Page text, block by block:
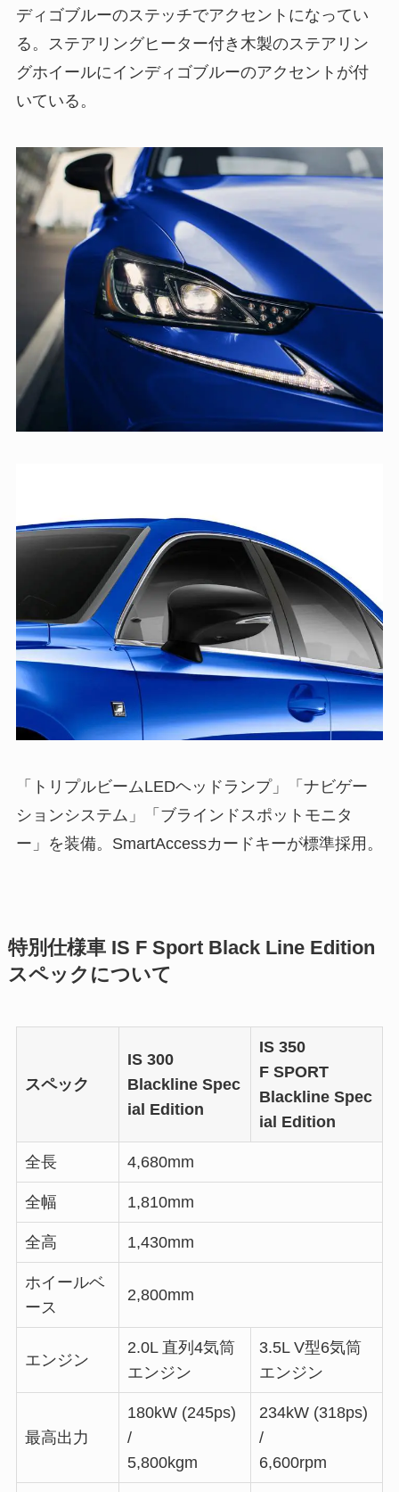
ディゴブルーのステッチでアクセントになってい
る。ステアリングヒーター付き木製のステアリン
グホイールにインディゴブルーのアクセントが付
いている。
「トリプルビームLEDヘッドランプ」「ナビゲー
ションシステム」「ブラインドスポットモニタ
ー」を装備。SmartAccessカードキーが標準採用。
特別仕様車 IS F Sport Black Line Edition
スペックについて
スペック
IS 300
Blackline Spec
ial Edition
IS 350
F SPORT
Blackline Spec
ial Edition
全長 4,680mm
全幅 1,810mm
全高 1,430mm
ホイールベ
ース
2,800mm
エンジン
2.0L 直列4気筒
エンジン
3.5L V型6気筒
エンジン
最高出力
180kW (245ps)
/
5,800kgm
234kW (318ps)
/
6,600rpm